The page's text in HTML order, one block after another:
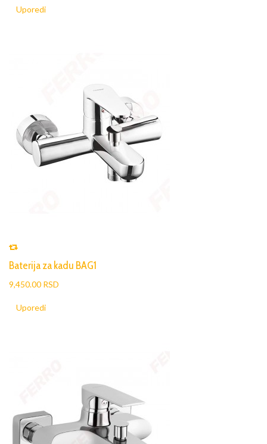
Uporedi
Baterija za kadu BAG1
9,450.00 RSD
Uporedi